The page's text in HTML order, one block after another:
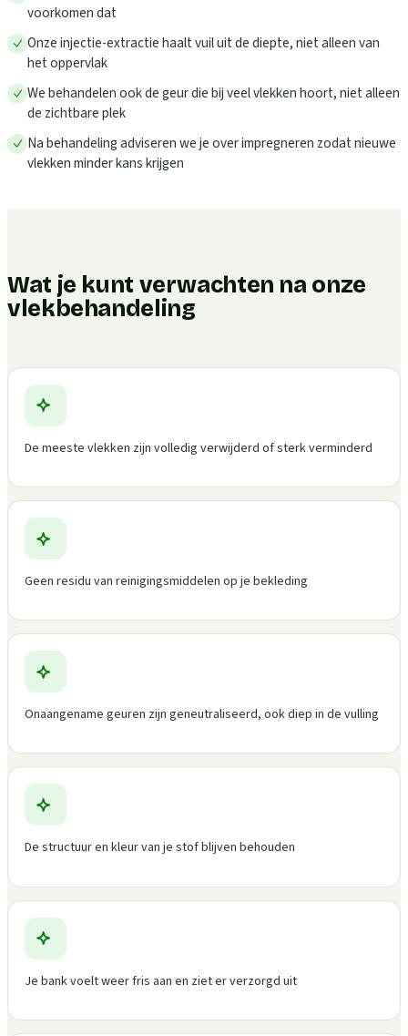
voorkomen dat
Onze injectie-extractie haalt vuil uit de diepte, niet alleen van
het oppervlak
We behandelen ook de geur die bij veel vlekken hoort, niet alleen
de zichtbare plek
Na behandeling adviseren we je over impregneren zodat nieuwe
vlekken minder kans krijgen
Wat je kunt verwachten na onze
vlekbehandeling
De meeste vlekken zijn volledig verwijderd of sterk verminderd
Geen residu van reinigingsmiddelen op je bekleding
Onaangename geuren zijn geneutraliseerd, ook diep in de vulling
De structuur en kleur van je stof blijven behouden
Je bank voelt weer fris aan en ziet er verzorgd uit